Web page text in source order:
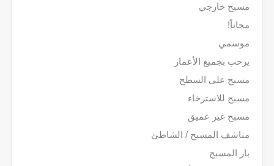
مسبح خارجي
مجاناً!
موسمي
يرحب بجميع الأعمار
مسبح على السطح
مسبح للاسترخاء
مسبح غير عميق
مناشف المسبح / الشاطئ
بار المسبح